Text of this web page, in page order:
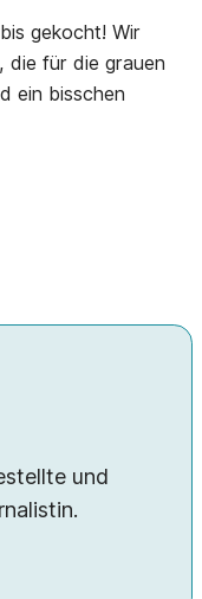
gekocht! Wir
die für die grauen
ein bisschen
und